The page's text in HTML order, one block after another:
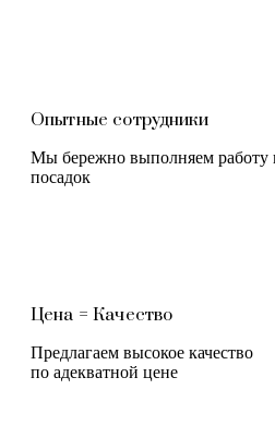
Опытные сотрудники
Мы бережно выполняем работу
посадок
Цена = Качество
Предлагаем высокое качество
по адекватной цене